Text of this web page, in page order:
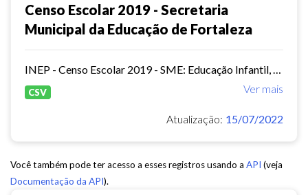
Censo Escolar 2019 - Secretaria
Municipal da Educação de Fortaleza
Ver mais
CSV
Atualização: 15/07/2022
Você também pode ter acesso a esses registros usando a API (veja
Documentação da API).